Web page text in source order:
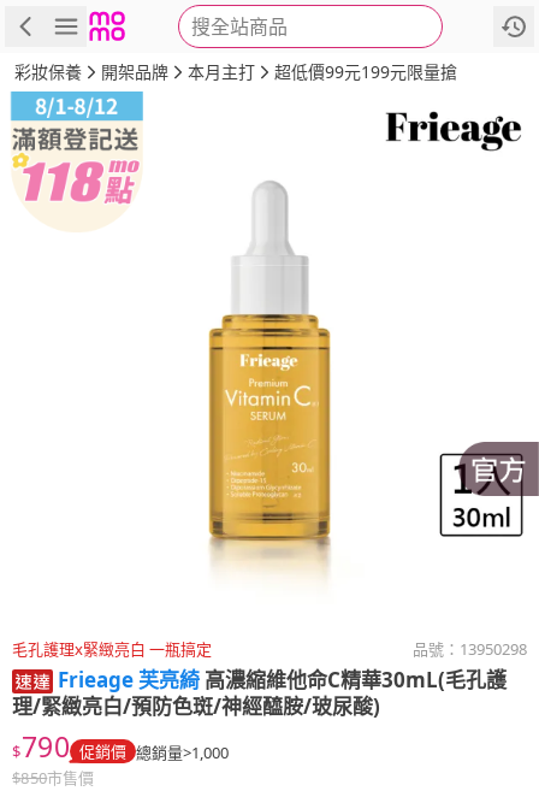
搜全站商品
商品 評價 詳情
彩妝保養 開架品牌 本月主打 超低價99元199元限量搶
毛孔護理x緊緻亮白 一瓶搞定 品號： 13950298
Frieage 芙亮綺 高濃縮維他命C精華30mL(毛孔護
理/緊緻亮白/預防色斑/神經醯胺/玻尿酸)
$790 促銷價 總銷量>1,000
$850市售價